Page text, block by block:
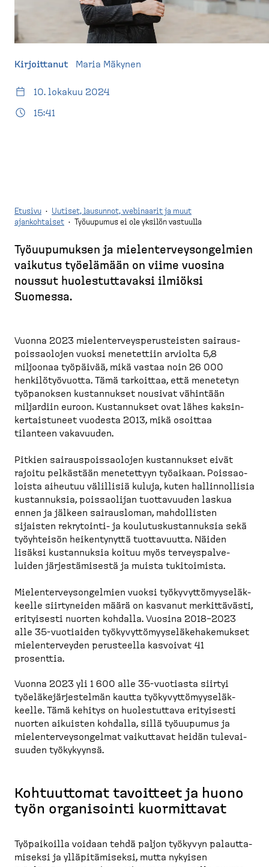
s
v
e
s
k
t
p
Kirjoittanut Maria Mäkynen
10. lokakuu 2024
15:41
M
u
u
l
k
u
Etusivu ·
Uutiset, lausunnot, webinaarit ja muut
ajankohtaiset · Työuupumus ei ole yksilön vastuulla
Työuupu­muksen ja mielen­ter­vey­son­gelmien
vaikutus työelämään on viime vuosina
noussut huoles­tut­tavaksi ilmiöksi
Suomessa.
Vuonna 2023 mielen­ter­veys­pe­rus­teisten sairaus­
pois­saolojen vuoksi menetettiin arviolta 5,8
miljoonaa työpäivää, mikä vastaa noin 26 000
henkilö­työ­vuotta. Tämä tarkoittaa, että menetetyn
työpanoksen kustan­nukset nousivat vähintään
miljardiin euroon. Kustan­nukset ovat lähes kaksin­
ker­tais­tuneet vuodesta 2013, mikä osoittaa
tilanteen vakavuuden.
Pitkien sairaus­pois­saolojen kustan­nukset eivät
rajoitu pelkästään menetettyyn työaikaan. Poissao­
loista aiheutuu välillisiä kuluja, kuten hallin­nollisia
kustan­nuksia, poissaolijan tuotta­vuuden laskua
ennen ja jälkeen sairausloman, mahdol­listen
sijaisten rekrytointi-​ ja koulutus­kus­tan­nuksia sekä
työyhteisön heiken­tynyttä tuotta­vuutta. Näiden
lisäksi kustan­nuksia koituu myös terveys­pal­ve­
luiden järjes­tä­misestä ja muista tukitoimista.
Mielen­ter­vey­son­gelmien vuoksi työkyvyt­tö­myy­se­läk­
keelle siirty­neiden määrä on kasvanut merkit­tävästi,
erityisesti nuorten kohdalla. Vuosina 2018–2023
alle 35-​vuotiaiden työkyvyt­tö­myy­se­lä­ke­ha­ke­mukset
mielen­ter­veyden perusteella kasvoivat 41
prosenttia.
Vuonna 2023 yli 1 600 alle 35-​vuotiasta siirtyi
työelä­ke­jär­jes­telmän kautta työkyvyt­tö­myy­se­läk­
keelle. Tämä kehitys on huoles­tuttava erityisesti
nuorten aikuisten kohdalla, sillä työuupumus ja
mielen­ter­vey­son­gelmat vaikuttavat heidän tulevai­
suuden työkykyynsä.
Kohtuuttomat tavoitteet ja huono
työn organi­sointi kuormittavat
Työpai­koilla voidaan tehdä paljon työkyvyn palaut­ta­
miseksi ja ylläpi­tä­miseksi, mutta nykyisen